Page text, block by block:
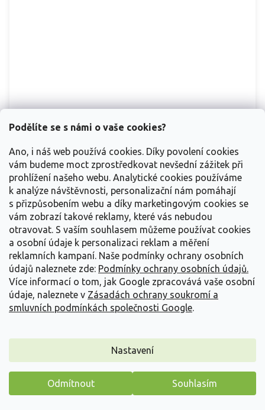
Podělíte se s námi o vaše cookies?
Ano, i náš web používá cookies. Díky povolení cookies
vám budeme moct zprostředkovat nevšední zážitek při
prohlížení našeho webu. Analytické cookies používáme
k analýze návštěvnosti, personalizační nám pomáhají
s přizpůsobením webu a díky marketingovým cookies se
vám zobrazí takové reklamy, které vás nebudou
otravovat. S vaším souhlasem můžeme používat cookies
a osobní údaje k personalizaci reklam a měření
reklamních kampaní. Naše podmínky ochrany osobních
údajů naleznete zde: Podmínky ochrany osobních údajů.
Více informací o tom, jak Google zpracovává vaše osobní
údaje, naleznete v Zásadách ochrany soukromí a
smluvních podmínkách společnosti Google.
Nastavení
Odmítnout Souhlasím
Jabloň 'Discovery'
Malus domestica 'Discovery'
PŘEDOBJEDNÁVKA PODZIM 2026 (294 ks)
249 Kč/ ks
Detail
Patří mezi nejoblíbenější rané letní jabloně, protože poskytuje
úrodu již v průběhu srpna. Strom plodí...
Máme pro vás malý dárek